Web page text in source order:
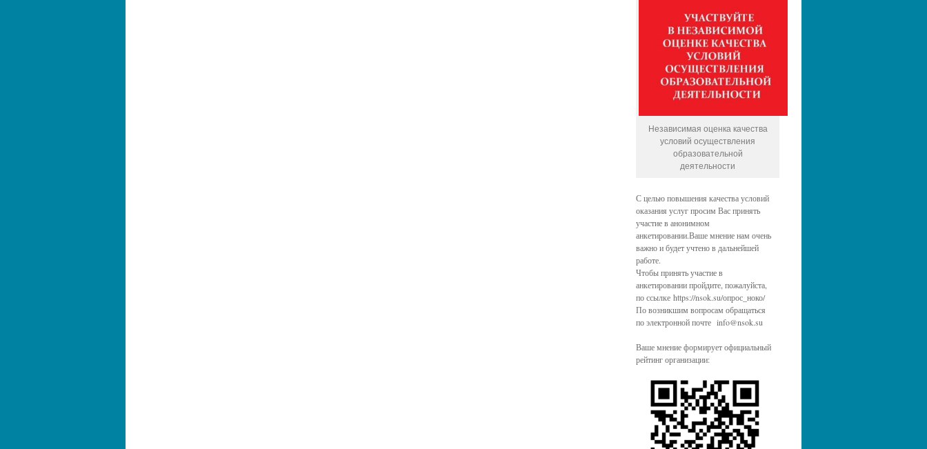
Независимая оценка качества
условий осуществления
образовательной
деятельности
С целью повышения качества условий
оказания услуг просим Вас принять
участие в анонимном
анкетировании.Ваше мнение нам очень
важно и будет учтено в дальнейшей
работе.
Чтобы принять участие в
анкетировании пройдите, пожалуйста,
по ссылке https://nsok.su/опрос_ноко/
По возникшим вопросам обращаться
по электронной почте info@nsok.su
Ваше мнение формирует официальный
рейтинг организации: